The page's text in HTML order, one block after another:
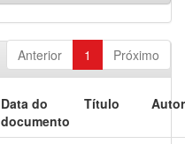
Anterior 1 Próximo
Data do
documento
Título